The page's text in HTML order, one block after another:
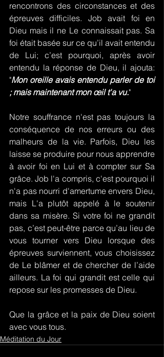
rencontrons des circonstances et des
épreuves difficiles. Job avait foi en
Dieu mais il ne Le connaissait pas. Sa
foi était basée sur ce qu’il avait entendu
de Lui; c’est pourquoi, après avoir
entendu la réponse de Dieu, il ajouta:
"Mon oreille avais entendu parler de toi
; mais maintenant mon œil t'a vu."
Notre souffrance n'est pas toujours la
conséquence de nos erreurs ou des
malheurs de la vie. Parfois, Dieu les
laisse se produire pour nous apprendre
à avoir foi en Lui et à compter sur Sa
grâce. Job l'a compris, c'est pourquoi il
n'a pas nourri d'amertume envers Dieu,
mais L'a plutôt appelé à le soutenir
dans sa misère. Si votre foi ne grandit
pas, c’est peut-être parce qu’au lieu de
vous tourner vers Dieu lorsque des
épreuves surviennent, vous choisissez
de Le blâmer et de chercher de l’aide
ailleurs. La foi qui grandit est celle qui
repose sur les promesses de Dieu.
Que la grâce et la paix de Dieu soient
avec vous tous.
Méditation du Jour